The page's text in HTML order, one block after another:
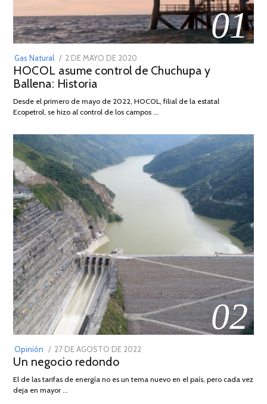
01
Gas Natural
POSTED
ON
2 DE MAYO DE 2020
DE
2026
HOCOL asume control de Chuchupa y
Ballena: Historia
Desde el primero de mayo de 2022, HOCOL, filial de la estatal
Ecopetrol, se hizo al control de los campos …
02
Opinión
POSTED
ON
27 DE AGOSTO DE 2022
DE
Un negocio redondo
El de las tarifas de energía no es un tema nuevo en el país, pero cada vez
deja en mayor …